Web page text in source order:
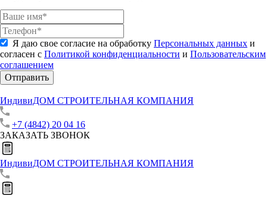
Я даю свое согласие на обработку Персональных данных и
согласен с Политикой конфиденциальности и Пользовательским
соглашением
Отправить
ИндивиДОМ СТРОИТЕЛЬНАЯ КОМПАНИЯ
+7 (4842) 20 04 16
ЗАКАЗАТЬ ЗВОНОК
ИндивиДОМ СТРОИТЕЛЬНАЯ КОМПАНИЯ